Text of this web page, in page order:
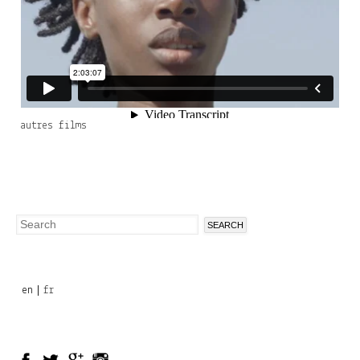
autres films
Search
en fr